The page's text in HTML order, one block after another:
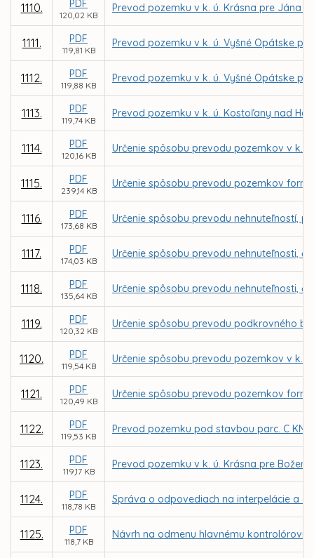
1110. PDF
120,02 KB
Prevod pozemku v k. ú. Krásna pre Jána
1111. PDF
119,81 KB
Prevod pozemku v k. ú. Vyšné Opátske
1112. PDF
119,88 KB
Prevod pozemku v k. ú. Vyšné Opátske
1113. PDF
119,74 KB
Prevod pozemku v k. ú. Kostoľany nad
1114. PDF
120,16 KB
Určenie spôsobu prevodu pozemkov v k.
1115. PDF
239,14 KB
Určenie spôsobu prevodu pozemkov
1116. PDF
173,68 KB
Určenie spôsobu prevodu nehnuteľností,
1117. PDF
174,03 KB
Určenie spôsobu prevodu nehnuteľnosti,
1118. PDF
135,64 KB
Určenie spôsobu prevodu nehnuteľnosti,
1119. PDF
120,32 KB
Určenie spôsobu prevodu podkrovného
1120. PDF
119,54 KB
Určenie spôsobu prevodu pozemkov v k.
1121. PDF
120,49 KB
Určenie spôsobu prevodu pozemkov
1122. PDF
119,53 KB
Prevod pozemku pod stavbou parc. C KN
1123. PDF
119,17 KB
Prevod pozemku v k. ú. Krásna pre
1124. PDF
118,78 KB
Správa o odpovediach na interpelácie a
1125. PDF
118,7 KB
Návrh na odmenu hlavnému kontrolórovi